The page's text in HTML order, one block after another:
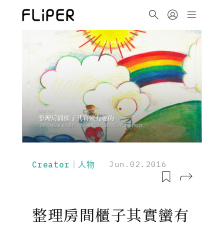
Creator｜人物 Jun.02.2016
整理房間櫃子其實蠻有